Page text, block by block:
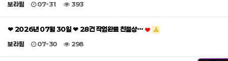
보라팀 07-31 393
❤ 2026년 07월 30일 ❤ 28건 작업완료 친절상…
보라팀 07-30 298